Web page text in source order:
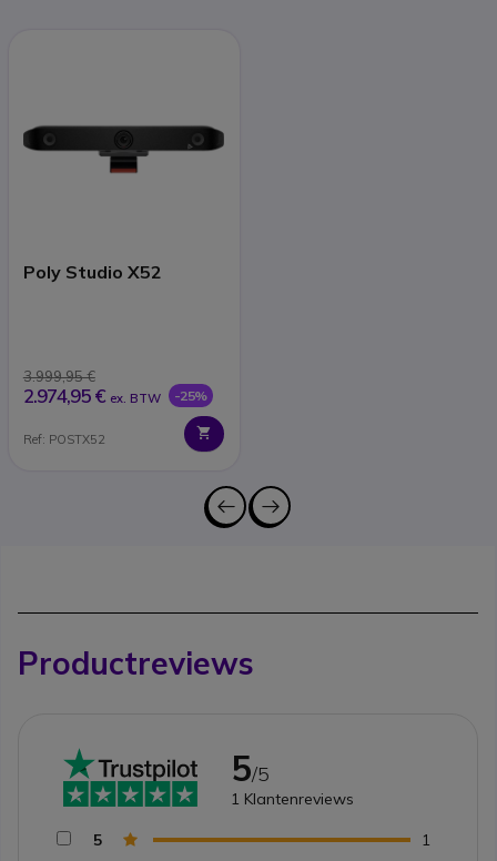
Poly Studio X52
3.999,95 €
2.974,95 € ex. BTW -25%
Ref: POSTX52
Productreviews
5/5
1 Klantenreviews
5
1